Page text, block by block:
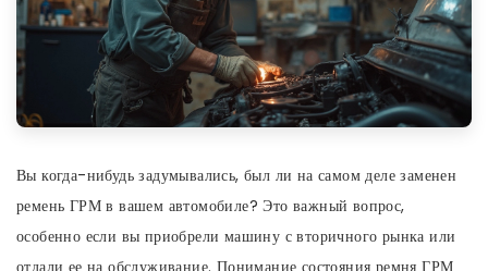
Вы когда-нибудь задумывались, был ли на самом деле заменен
ремень ГРМ в вашем автомобиле? Это важный вопрос,
особенно если вы приобрели машину с вторичного рынка или